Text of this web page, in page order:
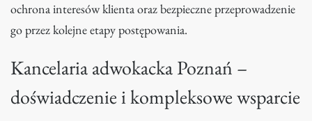
ochrona interesów klienta oraz bezpieczne przeprowadzenie
go przez kolejne etapy postępowania.
Kancelaria adwokacka Poznań –
doświadczenie i kompleksowe wsparcie